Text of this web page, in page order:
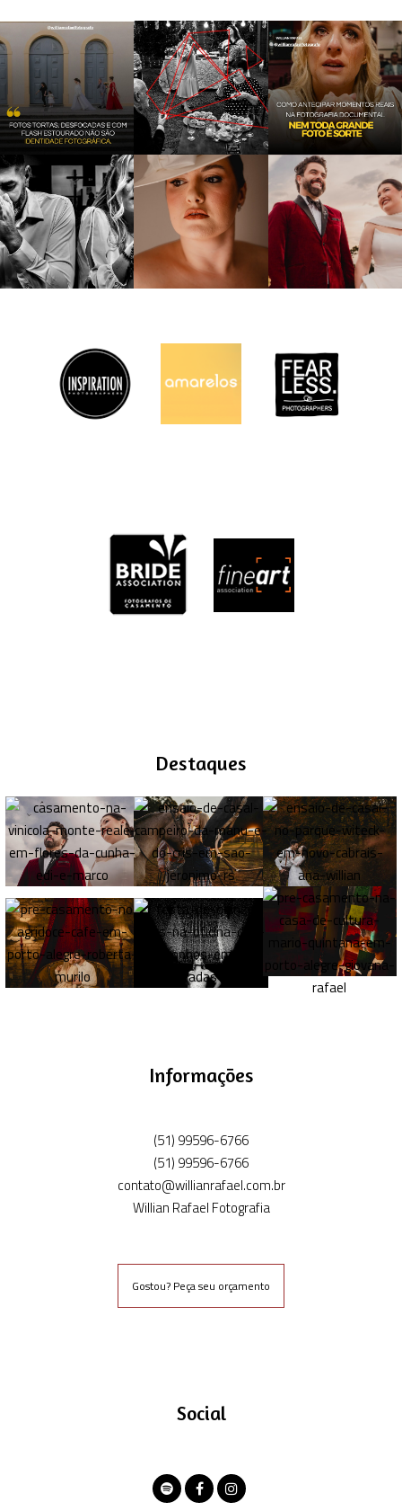
Destaques
Informações
(51) 99596-6766
(51) 99596-6766
contato@willianrafael.com.br
Willian Rafael Fotografia
Gostou? Peça seu orçamento
Social